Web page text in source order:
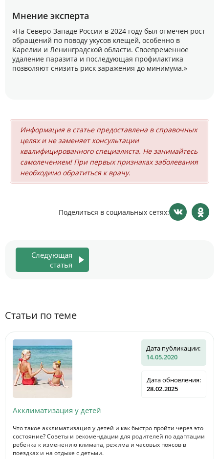
Мнение эксперта
«На Северо-Западе России в 2024 году был отмечен рост
обращений по поводу укусов клещей, особенно в
Карелии и Ленинградской области. Своевременное
удаление паразита и последующая профилактика
позволяют снизить риск заражения до минимума.»
Информация в статье предоставлена в справочных
целях и не заменяет консультации
квалифицированного специалиста. Не занимайтесь
самолечением! При первых признаках заболевания
необходимо обратиться к врачу.
Поделиться в социальных сетях:
Следующая
статья
Статьи по теме
Дата публикации:
14.05.2020
Дата обновления:
28.02.2025
Акклиматизация у детей
Что такое акклиматизация у детей и как быстро пройти через это
состояние? Советы и рекомендации для родителей по адаптации
ребенка к изменению климата, режима и часовых поясов в
поездках и на отдыхе с детьми.